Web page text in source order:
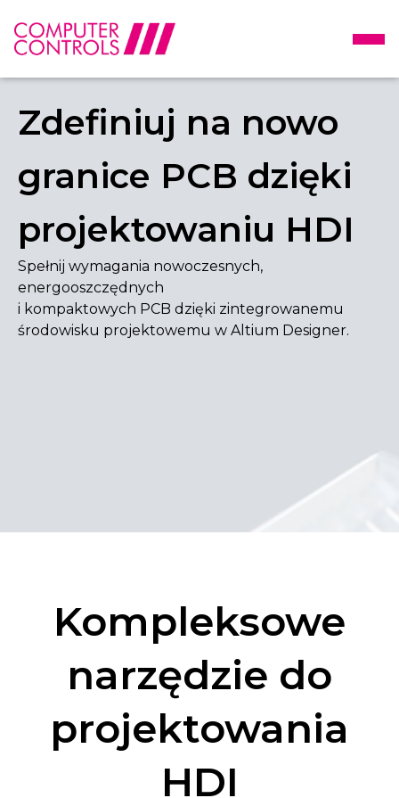
Zdefiniuj na nowo
granice PCB dzięki
projektowaniu HDI
Spełnij wymagania nowoczesnych,
energooszczędnych
i kompaktowych PCB dzięki zintegrowanemu
środowisku projektowemu w Altium Designer.
Kompleksowe
narzędzie do
projektowania
HDI